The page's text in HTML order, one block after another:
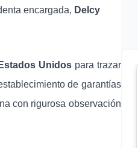
encargada, Delcy
Estados Unidos para trazar
de garantías
con rigurosa observación